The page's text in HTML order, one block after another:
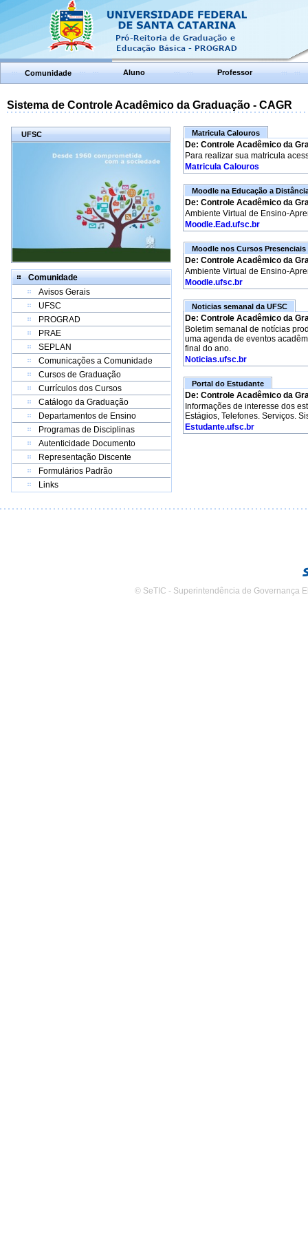
Comunidade Aluno Professor
Sistema de Controle Acadêmico da Graduação - CAGR
UFSC
Comunidade
Avisos Gerais
UFSC
PROGRAD
PRAE
SEPLAN
Comunicações a Comunidade
Cursos de Graduação
Currículos dos Cursos
Catálogo da Graduação
Departamentos de Ensino
Programas de Disciplinas
Autenticidade Documento
Representação Discente
Formulários Padrão
Links
Matricula Calouros
De: Controle Acadêmico da
Para realizar sua matricula
Matricula Calouros
Moodle na Educação a
De: Controle Acadêmico da
Ambiente Virtual de Ensino-
Moodle.Ead.ufsc.br
Moodle nos Cursos Presenciais
De: Controle Acadêmico da
Ambiente Virtual de Ensino-
Moodle.ufsc.br
Noticias semanal da UFSC
De: Controle Acadêmico da
Boletim semanal de notícias
uma agenda de eventos
final do ano.
Noticias.ufsc.br
Portal do Estudante
De: Controle Acadêmico da
Informações de interesse dos
Estágios, Telefones. Serviços.
Estudante.ufsc.br
© SeTIC - Superintendência de Governança